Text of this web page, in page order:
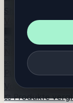
Verzeichnis
🏢
Smartshop-Finder
🍬 Pilz-Gummis
☕ Pilz-
Vapes 🍫
⚖️ Produkte